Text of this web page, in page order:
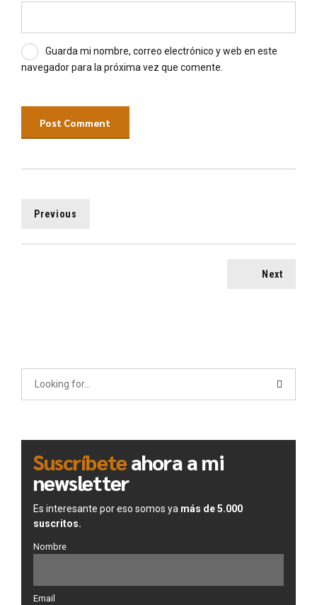
Guarda mi nombre, correo electrónico y web en este
navegador para la próxima vez que comente.
Post Comment
Previous
Next
Suscríbeteahora a mi
newsletter
Es interesante por eso somos ya más de 5.000
suscritos.
Nombre
Email